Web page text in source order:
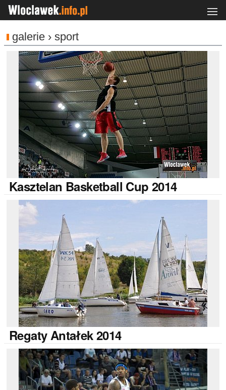
galerie › sport
Kasztelan Basketball Cup 2014
RegatyAntałek 2014